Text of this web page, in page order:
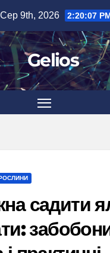
9th, 2026 2:20:08
Gelios
садити